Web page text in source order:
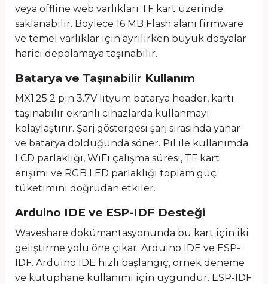
veya offline web varlıkları TF kart üzerinde
saklanabilir. Böylece 16 MB Flash alanı firmware
ve temel varlıklar için ayrılırken büyük dosyalar
harici depolamaya taşınabilir.
Batarya ve Taşınabilir Kullanım
MX1.25 2 pin 3.7V lityum batarya header, kartı
taşınabilir ekranlı cihazlarda kullanmayı
kolaylaştırır. Şarj göstergesi şarj sırasında yanar
ve batarya dolduğunda söner. Pil ile kullanımda
LCD parlaklığı, WiFi çalışma süresi, TF kart
erişimi ve RGB LED parlaklığı toplam güç
tüketimini doğrudan etkiler.
Arduino IDE ve ESP-IDF Desteği
Waveshare dokümantasyonunda bu kart için iki
geliştirme yolu öne çıkar: Arduino IDE ve ESP-
IDF. Arduino IDE hızlı başlangıç, örnek deneme
ve kütüphane kullanımı için uygundur. ESP-IDF